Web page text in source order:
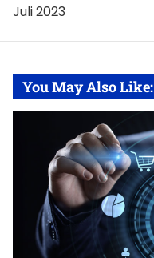
Juli 2023
You May Also Like: